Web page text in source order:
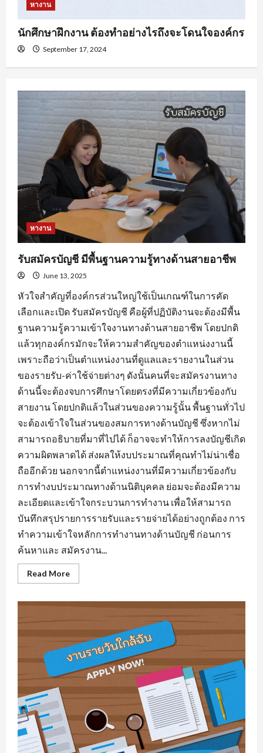
หางาน
นักศึกษาฝึกงาน ต้องทำอย่างไรถึงจะโดนใจองค์กร
September 17, 2024
หางาน
รับสมัครบัญชี มีพื้นฐานความรู้ทางด้านสายอาชีพ
June 13, 2025
หัวใจสำคัญที่องค์กรส่วนใหญ่ใช้เป็นเกณฑ์ในการคัด
เลือกและเปิด รับสมัครบัญชี คือผู้ที่ปฏิบัติงานจะต้องมีพื้น
ฐานความรู้ความเข้าใจงานทางด้านสายอาชีพ โดยปกติ
แล้วทุกองค์กรมักจะให้ความสำคัญของตำแหน่งงานนี้
เพราะถือว่าเป็นตำแหน่งงานที่ดูแลและรายงานในส่วน
ของรายรับ-ค่าใช้จ่ายต่างๆ ดังนั้นคนที่จะสมัครงานทาง
ด้านนี้จะต้องจบการศึกษาโดยตรงที่มีความเกี่ยวข้องกับ
สายงาน โดยปกติแล้วในส่วนของความรู้นั้น พื้นฐานทั่วไป
จะต้องเข้าใจในส่วนของสมการทางด้านบัญชี ซึ่งหากไม่
สามารถอธิบายที่มาที่ไปได้ ก็อาจจะทำให้การลงบัญชีเกิด
ความผิดพลาดได้ ส่งผลให้งบประมาณที่คุณทำไม่น่าเชื่อ
ถืออีกด้วย นอกจากนี้ตำแหน่งงานที่มีความเกี่ยวข้องกับ
การทำงบประมาณทางด้านนิติบุคคล ย่อมจะต้องมีความ
ละเอียดและเข้าใจกระบวนการทำงาน เพื่อให้สามารถ
บันทึกสรุปรายการรายรับและรายจ่ายได้อย่างถูกต้อง การ
ทำความเข้าใจหลักการทำงานทางด้านบัญชี ก่อนการ
ค้นหาและ สมัครงาน...
Read MoreRead
more
สมัคร
มี
พื้น
ฐาน
ความ
รู้
ทาง
ด้าน
สาย
อาชีพ